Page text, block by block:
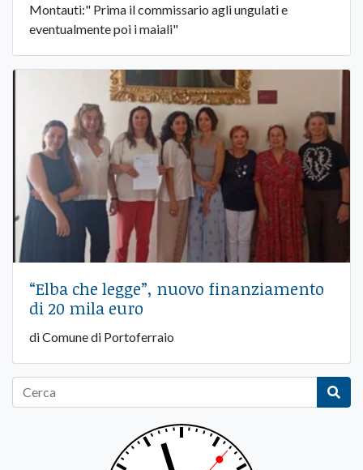
Montauti:" Prima il commissario agli ungulati e
eventualmente poi i maiali"
“Elba che legge”, nuovo finanziamento
di 20 mila euro
di Comune di Portoferraio